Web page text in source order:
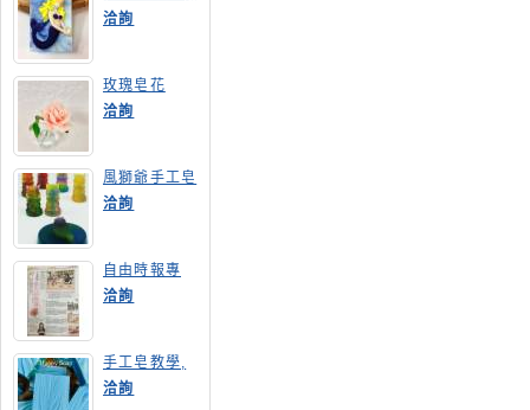
美人魚手工皂
洽詢
玫瑰皂花
洽詢
風獅爺手工皂
洽詢
自由時報專
訪,手工皂達
人陳德昇老師
洽詢
手工皂教學,
手工皂當月課
程,渲染皂
洽詢